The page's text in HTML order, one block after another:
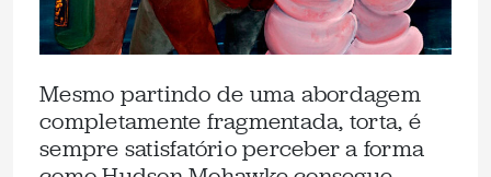
Mesmo partindo de uma abordagem
completamente fragmentada, torta, é
sempre satisfatório perceber a forma